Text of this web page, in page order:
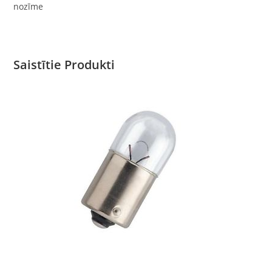
nozīme
Saistītie Produkti